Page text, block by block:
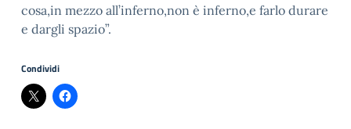
cosa,in mezzo all’inferno,non è inferno,e farlo durare
e dargli spazio”.
Condividi